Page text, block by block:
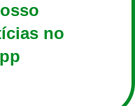
no